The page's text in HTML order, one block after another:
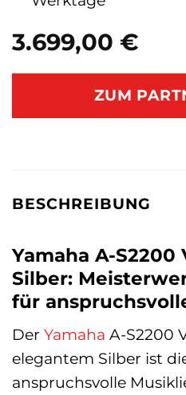
3.699,00 €
ZUM
BESCHREIBUNG
Yamaha A-
Silber:
für
Der Yamaha A-S2200
elegantem Silber ist
anspruchsvolle